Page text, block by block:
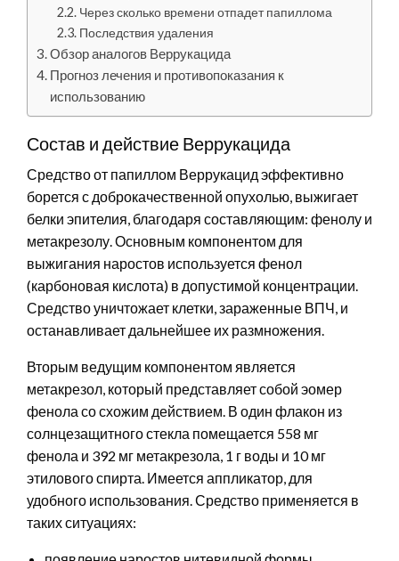
Через сколько времени отпадет папиллома
Последствия удаления
Обзор аналогов Веррукацида
Прогноз лечения и противопоказания к
использованию
Состав и действие Веррукацида
Средство от папиллом Веррукацид эффективно
борется с доброкачественной опухолью, выжигает
белки эпителия, благодаря составляющим: фенолу и
метакрезолу. Основным компонентом для
выжигания наростов используется фенол
(карбоновая кислота) в допустимой концентрации.
Средство уничтожает клетки, зараженные ВПЧ, и
останавливает дальнейшее их размножения.
Вторым ведущим компонентом является
метакрезол, который представляет собой эомер
фенола со схожим действием. В один флакон из
солнцезащитного стекла помещается 558 мг
фенола и 392 мг метакрезола, 1 г воды и 10 мг
этилового спирта. Имеется аппликатор, для
удобного использования. Средство применяется в
таких ситуациях: